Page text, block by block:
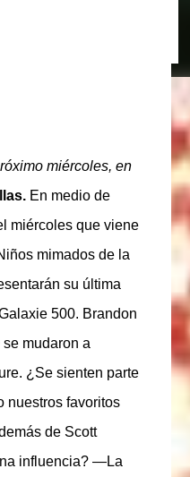
la púa en la
miércoles, en
En medio de
miércoles que viene
mimados de la
su última
500. Brandon
mudaron a
¿Se sienten parte
nuestros favoritos
de Scott
influencia? —La